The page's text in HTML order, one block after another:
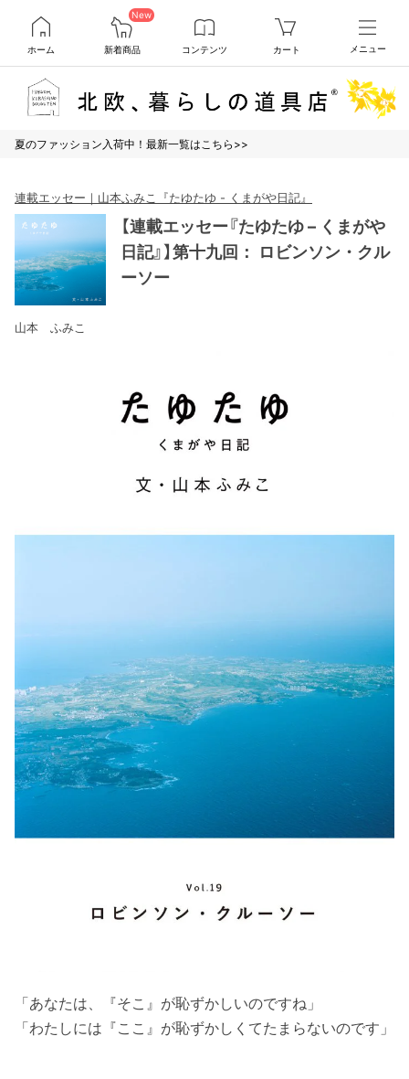
ホーム
New
新着商品 コンテンツ カート メニュー
夏のファッション入荷中！最新一覧はこちら>>
連載エッセー｜山本ふみこ『たゆたゆ - くまがや日記』
【連載エッセー『たゆたゆ – くまがや
日記』】第十九回： ロビンソン・クル
ーソー
山本 ふみこ
「あなたは、『そこ』が恥ずかしいのですね」
「わたしには『ここ』が恥ずかしくてたまらないのです」